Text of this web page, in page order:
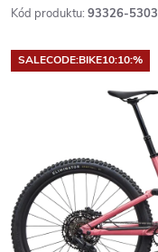
Kód produktu: 93326-5303
SALECODE:BIKE10:10:%